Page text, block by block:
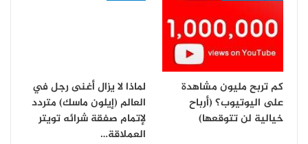
كم تربح مليون مشاهدة
على اليوتيوب؟ (أرباح
خيالية لن تتوقعها)
لماذا لا يزال أغنى رجل في
العالم (إيلون ماسك) متردد
لإتمام صفقة شرائه تويتر
العملاقة…